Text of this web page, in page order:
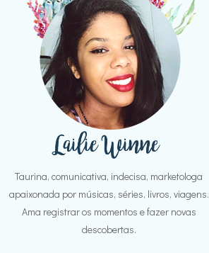
Taurina, comunicativa, indecisa, marketologa
apaixonada por músicas, séries, livros, viagens.
Ama registrar os momentos e fazer novas
descobertas.